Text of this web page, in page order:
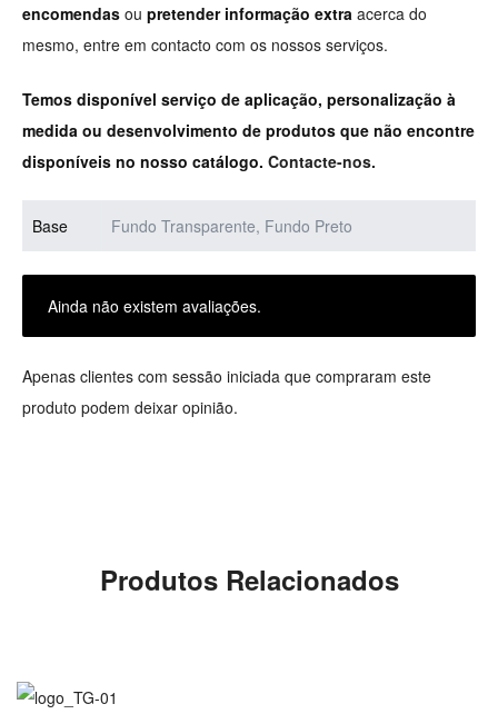
encomendas ou pretender informação extra acerca do
mesmo, entre em contacto com os nossos serviços.
Temos disponível serviço de aplicação, personalização à
medida ou desenvolvimento de produtos que não encontre
disponíveis no nosso catálogo. Contacte-nos.
Base Fundo Transparente, Fundo Preto
Ainda não existem avaliações.
Apenas clientes com sessão iniciada que compraram este
produto podem deixar opinião.
Produtos Relacionados